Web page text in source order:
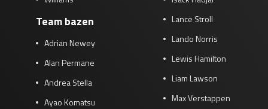
Team bazen
Adrian Newey
Alan Permane
Andrea Stella
Ayao Komatsu
Lance Stroll
Lando Norris
Lewis Hamilton
Liam Lawson
Max Verstappen